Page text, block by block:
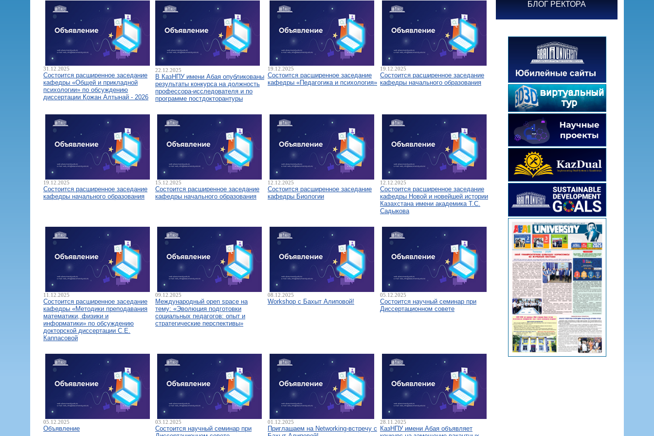
31.12.2025
Состоится расширенное заседание
кафедры «Общей и прикладной
психологии» по обсуждению
диссертации Қожан Алтынай - 2026
22.12.2025
В КазНПУ имени Абая опубликованы
результаты конкурса на должность
профессора-исследователя и по
программе постдокторантуры
19.12.2025
Состоится расширенное заседание
кафедры «Педагогика и психология»
19.12.2025
Состоится расширенное заседание
кафедры начального образования
19.12.2025
Состоится расширенное заседание
кафедры начального образования
15.12.2025
Состоится расширенное заседание
кафедры начального образования
12.12.2025
Состоится расширенное заседание
кафедры Биологии
12.12.2025
Состоится расширенное заседание
кафедры Новой и новейшей истории
Казахстана имени академика Т.С.
Садыкова
11.12.2025
Состоится расширенное заседание
кафедры «Методики преподавания
математики, физики и
информатики» по обсуждению
докторской диссертации С.Е.
Каппасовой
09.12.2025
Международный open space на
тему: «Эволюция подготовки
социальных педагогов: опыт и
стратегические перспективы»
08.12.2025
Workshop с Бахыт Алиповой!
05.12.2025
Состоится научный семинар при
Диссертационном совете
05.12.2025
Объявление
03.12.2025
Состоится научный семинар при
01.12.2025
Приглашаем на Networking-встречу с
28.11.2025
КазНПУ имени Абая объявляет
БЛОГ РЕКТОРА